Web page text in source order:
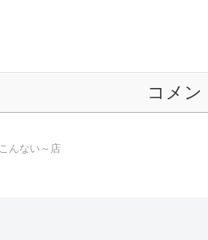
コメン
こんない～店